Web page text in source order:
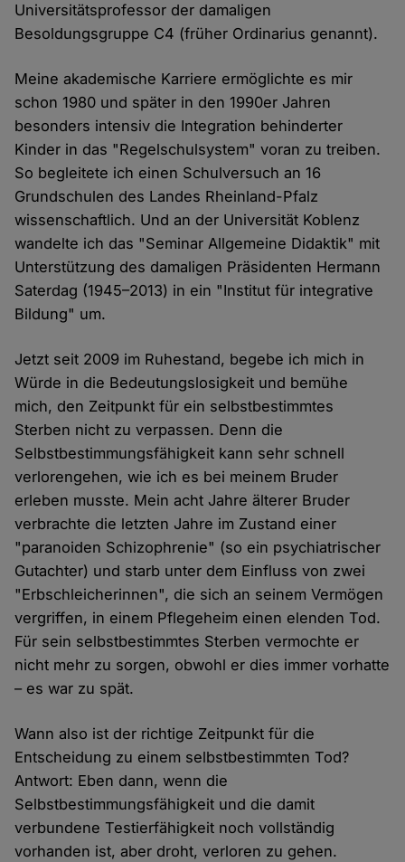
Universitätsprofessor der damaligen
Besoldungsgruppe C4 (früher Ordinarius genannt).
Meine akademische Karriere ermöglichte es mir
schon 1980 und später in den 1990er Jahren
besonders intensiv die Integration behinderter
Kinder in das "Regelschulsystem" voran zu treiben.
So begleitete ich einen Schulversuch an 16
Grundschulen des Landes Rheinland-Pfalz
wissenschaftlich. Und an der Universität Koblenz
wandelte ich das "Seminar Allgemeine Didaktik" mit
Unterstützung des damaligen Präsidenten Hermann
Saterdag (1945–2013) in ein "Institut für integrative
Bildung" um.
Jetzt seit 2009 im Ruhestand, begebe ich mich in
Würde in die Bedeutungslosigkeit und bemühe
mich, den Zeitpunkt für ein selbstbestimmtes
Sterben nicht zu verpassen. Denn die
Selbstbestimmungsfähigkeit kann sehr schnell
verlorengehen, wie ich es bei meinem Bruder
erleben musste. Mein acht Jahre älterer Bruder
verbrachte die letzten Jahre im Zustand einer
"paranoiden Schizophrenie" (so ein psychiatrischer
Gutachter) und starb unter dem Einfluss von zwei
"Erbschleicherinnen", die sich an seinem Vermögen
vergriffen, in einem Pflegeheim einen elenden Tod.
Für sein selbstbestimmtes Sterben vermochte er
nicht mehr zu sorgen, obwohl er dies immer vorhatte
– es war zu spät.
Wann also ist der richtige Zeitpunkt für die
Entscheidung zu einem selbstbestimmten Tod?
Antwort: Eben dann, wenn die
Selbstbestimmungsfähigkeit und die damit
verbundene Testierfähigkeit noch vollständig
vorhanden ist, aber droht, verloren zu gehen.